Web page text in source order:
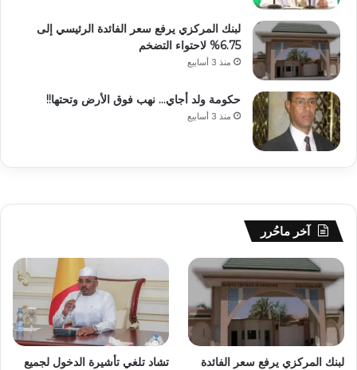
لبنك المركزي يرفع سعر الفائدة الرئيسي إلى
6.75% لاحتواء التضخم
منذ 3 أسابيع
حكومة ولد أجاي… نهب فوق الأرض وتحتها!!
منذ 3 أسابيع
آخر ماحُرر
لبنك المركزي يرفع سعر الفائدة
تشاد تلغي تأشيرة الدخول لجميع